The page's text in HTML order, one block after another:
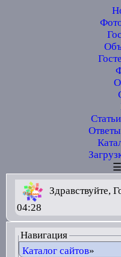
О
☰
Здравствуйте,
04:28
Навигация
Каталог сайтов»